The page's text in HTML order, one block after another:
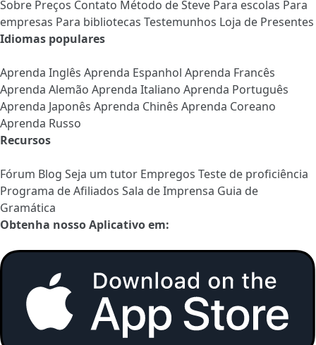
Sobre Preços Contato Método de Steve Para escolas Para
empresas Para bibliotecas Testemunhos Loja de Presentes
Idiomas populares
Aprenda Inglês Aprenda Espanhol Aprenda Francês
Aprenda Alemão Aprenda Italiano Aprenda Português
Aprenda Japonês Aprenda Chinês Aprenda Coreano
Aprenda Russo
Recursos
Fórum Blog Seja um tutor Empregos Teste de proficiência
Programa de Afiliados Sala de Imprensa Guia de
Gramática
Obtenha nosso Aplicativo em: